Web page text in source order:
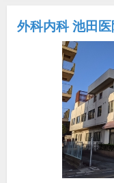
外科内科 池田医